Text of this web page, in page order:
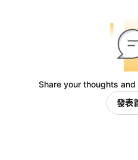
Share your thoughts
發表